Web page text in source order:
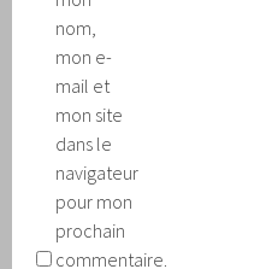
nom,
mon e-
mail et
mon site
dans le
navigateur
pour mon
prochain
commentaire.